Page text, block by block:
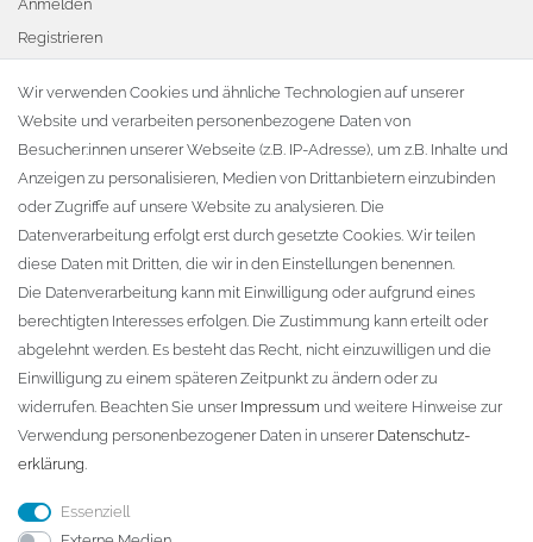
Anmelden
Registrieren
Warenkorb
Zur Kasse
KONTAKT
Fa. Steffen Jost
Söbrigener Weg 50
D-01796 Pirna
Telefon:+49 (0)3501 507295
info@dach-teufel.de
Wir verwenden Cookies und ähnliche Technologien auf unserer
Website und verarbeiten personenbezogene Daten von
Besucher:innen unserer Webseite (z.B. IP-Adresse), um z.B. Inhalte und
Anzeigen zu personalisieren, Medien von Drittanbietern einzubinden
oder Zugriffe auf unsere Website zu analysieren. Die
Datenverarbeitung erfolgt erst durch gesetzte Cookies. Wir teilen
diese Daten mit Dritten, die wir in den Einstellungen benennen.
Die Datenverarbeitung kann mit Einwilligung oder aufgrund eines
berechtigten Interesses erfolgen. Die Zustimmung kann erteilt oder
abgelehnt werden. Es besteht das Recht, nicht einzuwilligen und die
Einwilligung zu einem späteren Zeitpunkt zu ändern oder zu
widerrufen. Beachten Sie unser Impressum und weitere Hinweise zur
Verwendung personenbezogener Daten in unserer Daten­schutz­
erklärung.
Essenziell